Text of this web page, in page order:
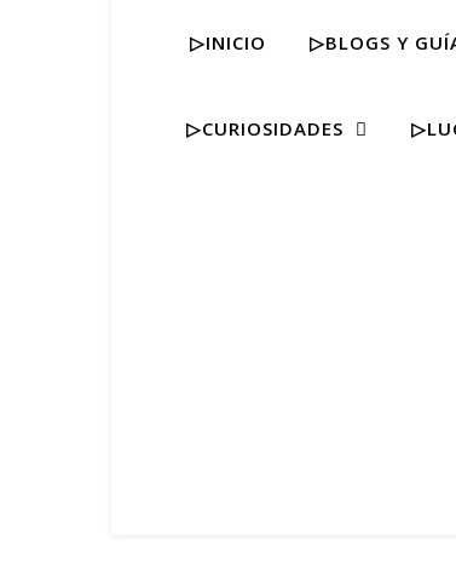
▷INICIO ▷BLOGS Y
▷CURIOSIDADES